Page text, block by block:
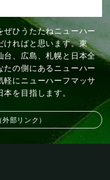
ぜひうたたねニューハー
ければと思います。東
台、広島、札幌と日本全
たの側にあるニューハー
軽にニューハーフマッサ
を目指します。
部リンク）